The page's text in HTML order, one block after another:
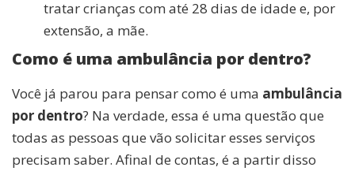
tratar crianças com até 28 dias de idade e, por
extensão, a mãe.
Como é uma ambulância por dentro?
Você já parou para pensar como é uma ambulância
por dentro? Na verdade, essa é uma questão que
todas as pessoas que vão solicitar esses serviços
precisam saber. Afinal de contas, é a partir disso